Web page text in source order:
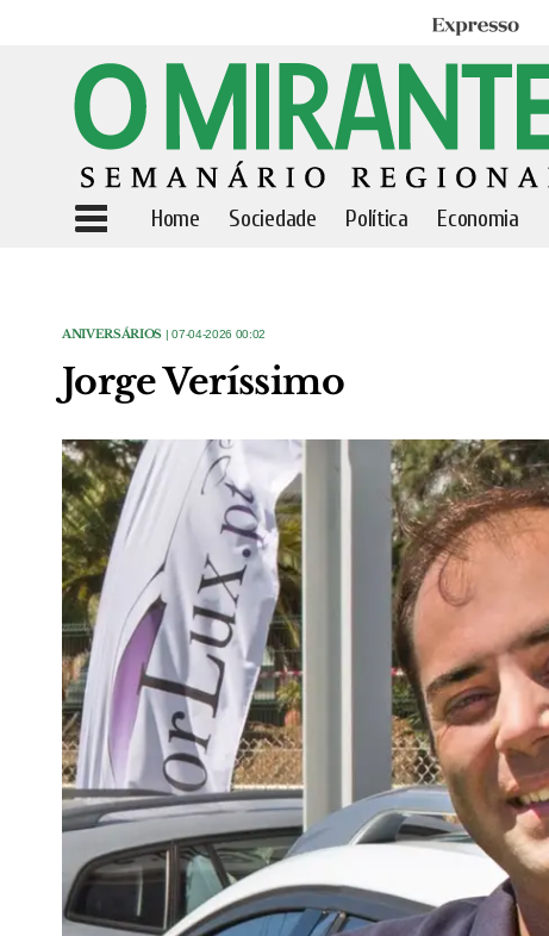
Expresso
Home Sociedade Política Economia
ANIVERSÁRIOS | 07-04-2026 00:02
Jorge Veríssimo